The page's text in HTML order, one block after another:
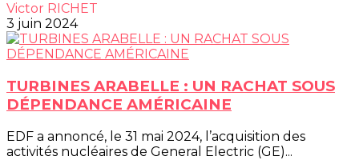
Victor RICHET
3 juin 2024
TURBINES ARABELLE : UN RACHAT SOUS
DÉPENDANCE AMÉRICAINE
EDF a annoncé, le 31 mai 2024, l’acquisition des
activités nucléaires de General Electric (GE)...